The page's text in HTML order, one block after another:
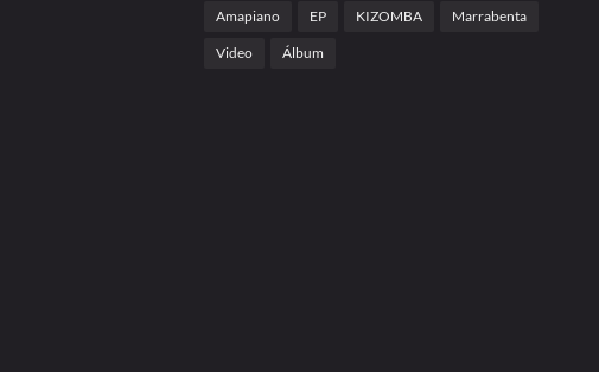
Amapiano EP KIZOMBA Marrabenta
Video Álbum